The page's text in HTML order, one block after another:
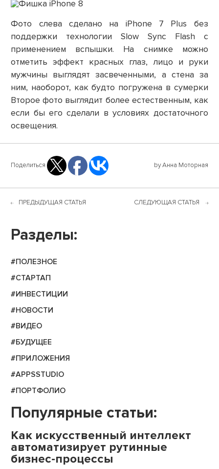
Фото слева сделано на iPhone 7 Plus без
поддержки технологии Slow Sync Flash с
применением вспышки. На снимке можно
отметить эффект красных глаз, лицо и руки
мужчины выглядят засвеченными, а стена за
ним, наоборот, как будто погружена в сумерки
Второе фото выглядит более естественным, как
если бы его сделали в условиях достаточного
освещения.
Поделиться by Анна Моторная
ПРЕДЫДУЩАЯ СТАТЬЯ СЛЕДУЮЩАЯ СТАТЬЯ
Разделы:
#ПОЛЕЗНОЕ
#СТАРТАП
#ИНВЕСТИЦИИ
#НОВОСТИ
#ВИДЕО
#БУДУЩЕЕ
#ПРИЛОЖЕНИЯ
#APPSSTUDIO
#ПОРТФОЛИО
Популярные статьи:
Как искусственный интеллект
автоматизирует рутинные
бизнес-процессы